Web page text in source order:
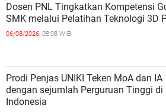
Dosen PNL Tingkatkan Kompetensi
SMK melalui Pelatihan Teknologi 3D
06/08/2026, 08:08 WIB
Prodi Penjas UNIKI Teken MoA dan IA
dengan sejumlah Perguruan Tinggi di
Indonesia